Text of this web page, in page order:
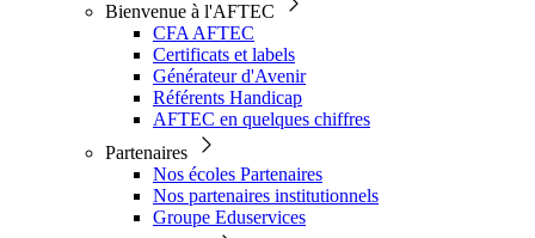
Bienvenue à l'AFTEC
CFA AFTEC
Certificats et labels
Générateur d'Avenir
Référents Handicap
AFTEC en quelques chiffres
Partenaires
Nos écoles Partenaires
Nos partenaires institutionnels
Groupe Eduservices